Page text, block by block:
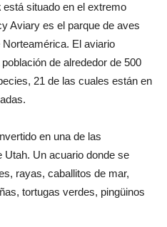
está situado en el extremo
Aviary es el parque de aves
El aviario
de alrededor de 500
21 de las cuales están en
en una de las
Un acuario donde se
rayas, caballitos de mar,
tortugas verdes, pingüinos